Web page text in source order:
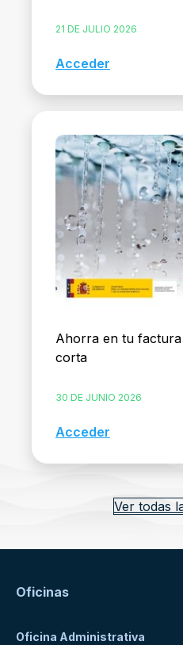
21 DE JULIO 2026
Acceder
Ahorra en tu
corta
30 DE JUNIO 2026
Acceder
Ver todas
Oficinas
Oficina Administrativa